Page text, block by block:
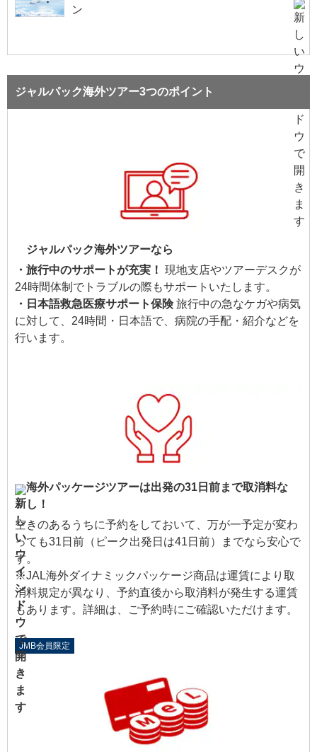
ン
ジャルパック海外ツアー3つのポイント
ジャルパック海外ツアーなら
・旅行中のサポートが充実！ 現地支店やツアーデスクが
24時間体制でトラブルの際もサポートいたします。
・日本語救急医療サポート保険旅行中の急なケガや病気
に対して、24時間・日本語で、病院の手配・紹介などを
行います。
海外パッケージツアーは出発の31日前まで取消料な
し！
空きのあるうちに予約をしておいて、万が一予定が変わ
っても31日前（ピーク出発日は41日前）までなら安心で
す。
※JAL海外ダイナミックパッケージ商品は運賃により取
消料規定が異なり、予約直後から取消料が発生する運賃
もあります。詳細は、ご予約時にご確認いただけます。
JMB会員限定